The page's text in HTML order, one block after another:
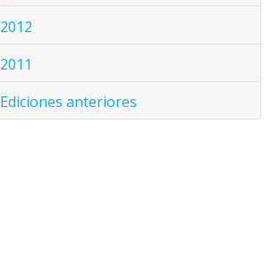
2012
2011
Ediciones anteriores